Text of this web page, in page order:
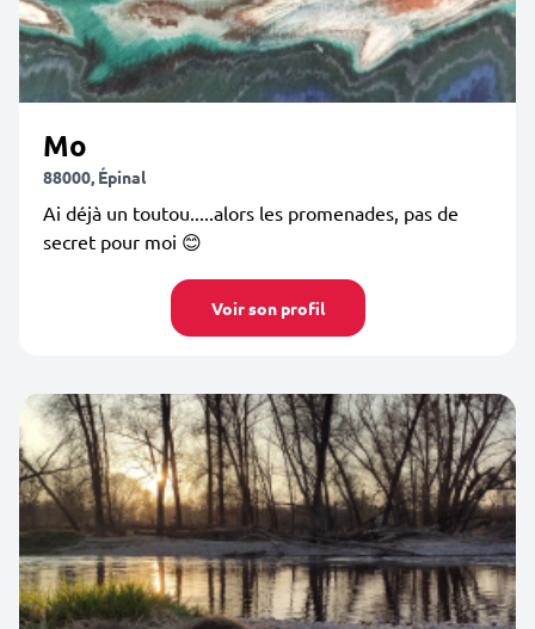
Mo
88000, Épinal
Ai déjà un toutou.....alors les promenades, pas de
secret pour moi 😊
Voir son profil